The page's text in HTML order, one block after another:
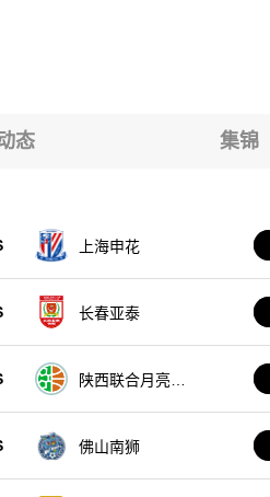
态 集锦
上海申花
长春亚泰
陕西联合月亮泊
佛山南狮